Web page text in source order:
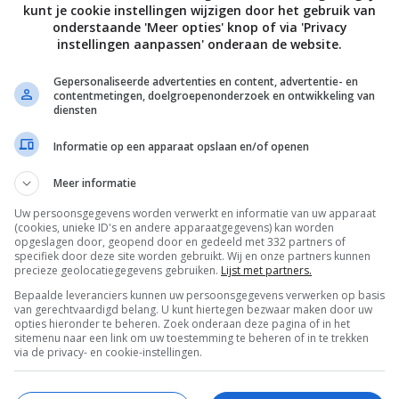
de helft van de koriander, de chilipeper en nog wat zwarte
en garneer het gerecht met de rest van de koriander.
David Loftus
Bewaar
en Oosterse recepten Fruit recepten
Keukens Recepten Seizoen Vis
kunt je cookie instellingen wijzigen door het gebruik van
onderstaande 'Meer opties' knop of via 'Privacy
instellingen aanpassen' onderaan de website.
Gepersonaliseerde advertenties en content, advertentie- en
contentmetingen, doelgroepenonderzoek en ontwikkeling van
diensten
Informatie op een apparaat opslaan en/of openen
Meer informatie
Uw persoonsgegevens worden verwerkt en informatie van uw apparaat
(cookies, unieke ID's en andere apparaatgegevens) kan worden
opgeslagen door, geopend door en gedeeld met 332 partners of
specifiek door deze site worden gebruikt. Wij en onze partners kunnen
precieze geolocatiegegevens gebruiken. Lijst met partners.
Bepaalde leveranciers kunnen uw persoonsgegevens verwerken op basis
van gerechtvaardigd belang. U kunt hiertegen bezwaar maken door uw
opties hieronder te beheren. Zoek onderaan deze pagina of in het
sitemenu naar een link om uw toestemming te beheren of in te trekken
via de privacy- en cookie-instellingen.